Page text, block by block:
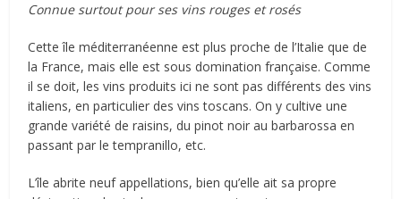
Connue surtout pour ses vins rouges et rosés
Cette île méditerranéenne est plus proche de l’Italie que de
la France, mais elle est sous domination française. Comme
il se doit, les vins produits ici ne sont pas différents des vins
italiens, en particulier des vins toscans. On y cultive une
grande variété de raisins, du pinot noir au barbarossa en
passant par le tempranillo, etc.
L’île abrite neuf appellations, bien qu’elle ait sa propre